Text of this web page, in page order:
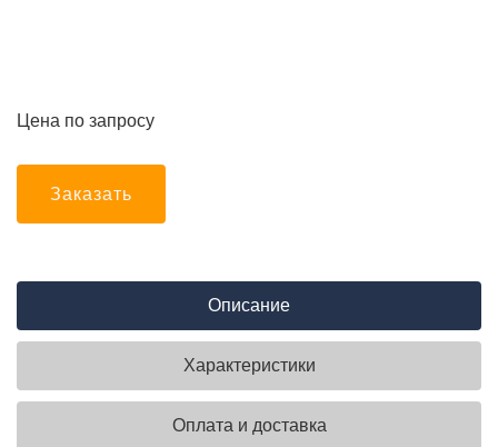
Цена по запросу
Заказать
Описание
Характеристики
Оплата и доставка